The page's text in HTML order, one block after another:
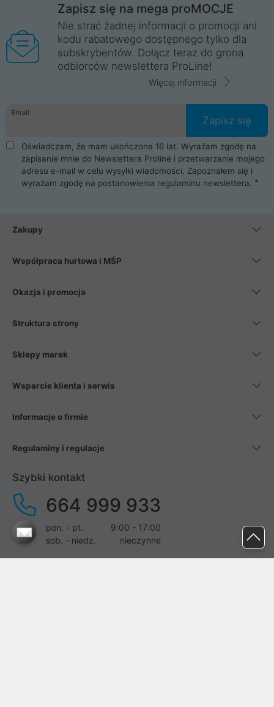
Zapisz się na mega proMOCJE
Nie strać żadnej informacji o promocji ani
kodu rabatowego dostępnego tylko dla
subskrybentów. Dołącz teraz do grona
odbiorców newslettera ProLine!
Więcej informacji
Email
Zapisz się
Oświadczam, że mam ukończone 16 lat. Wyrażam zgodę na
zapisanie mnie do Newslettera Proline i przetwarzanie mojego
adresu e-mail w celu wysyłki wiadomości. Zapoznałem się i
wyrażam zgodę na postanowienia regulaminu newslettera.
Zakupy
Współpraca hurtowa i MŚP
Okazja i promocja
Struktura strony
Sklepy marek
Wsparcie klienta i serwis
Informacje o firmie
Regulaminy i regulacje
Szybki kontakt
664 999 933
pon. - pt.
9:00 - 17:00
sob. - niedz.
nieczynne